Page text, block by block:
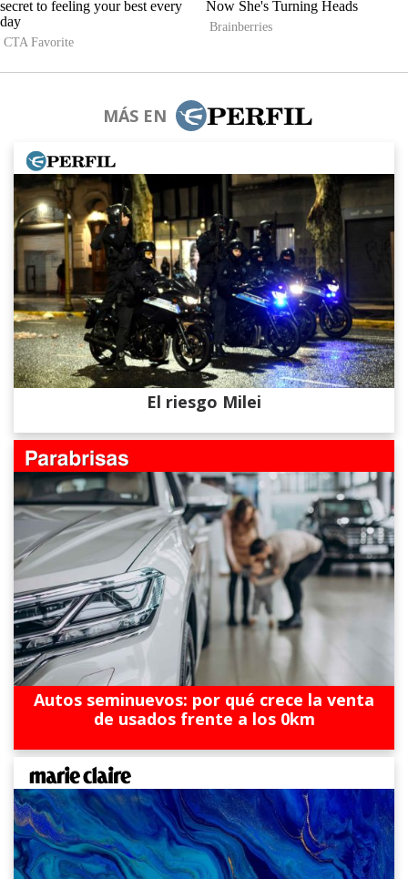
MÁS EN
El riesgo Milei
Autos seminuevos: por qué crece la venta
de usados frente a los 0km